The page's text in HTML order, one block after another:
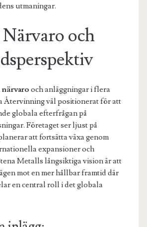
utmaningar.
och
och anläggningar i flera
Återvinning väl positionerat för att
globala efterfrågan på
Företaget ser ljust på
att fortsätta växa genom
expansioner och
Metalls långsiktiga vision är att
mot en mer hållbar framtid där
en central roll i det globala